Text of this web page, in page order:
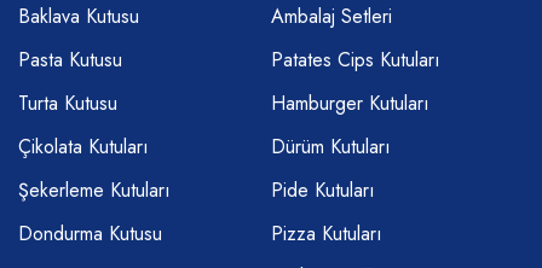
Baklava Kutusu
Pasta Kutusu
Turta Kutusu
Çikolata Kutuları
Şekerleme Kutuları
Dondurma Kutusu
Ambalaj Setleri
Patates Cips Kutuları
Hamburger Kutuları
Dürüm Kutuları
Pide Kutuları
Pizza Kutuları